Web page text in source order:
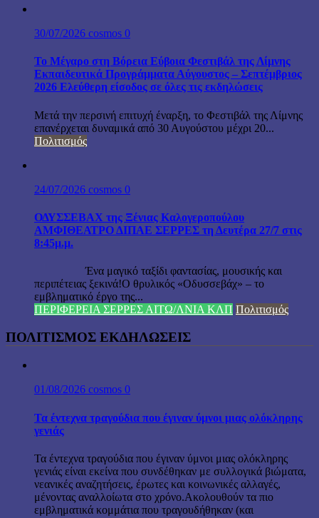
30/07/2026 cosmos 0
Το Μέγαρο στη Βόρεια Εύβοια Φεστιβάλ της Λίμνης
Εκπαιδευτικά Προγράμματα Αύγουστος – Σεπτέμβριος
2026 Ελεύθερη είσοδος σε όλες τις εκδηλώσεις
Μετά την περσινή επιτυχή έναρξη, το Φεστιβάλ της Λίμνης
επανέρχεται δυναμικά από 30 Αυγούστου μέχρι 20...
Πολιτισμός
24/07/2026 cosmos 0
ΟΔΥΣΣΕΒΑΧ της Ξένιας Καλογεροπούλου
ΑΜΦΙΘΕΑΤΡΟ ΔΙΠΑΕ ΣΕΡΡΕΣ τη Δευτέρα 27/7 στις
8:45μ.μ.
Ένα μαγικό ταξίδι φαντασίας, μουσικής και
περιπέτειας ξεκινά!Ο θρυλικός «Οδυσσεβάχ» – το
εμβληματικό έργο της...
ΠΕΡΙΦΕΡΕΙΑ ΣΕΡΡΕΣ ΑΙΤΩ/ΛΝΙΑ ΚΛΠ Πολιτισμός
ΠΟΛΙΤΙΣΜΟΣ ΕΚΔΗΛΩΣΕΙΣ
01/08/2026 cosmos 0
Τα έντεχνα τραγούδια που έγιναν ύμνοι μιας ολόκληρης
γενιάς
Τα έντεχνα τραγούδια που έγιναν ύμνοι μιας ολόκληρης
γενιάς είναι εκείνα που συνδέθηκαν με συλλογικά βιώματα,
νεανικές αναζητήσεις, έρωτες και κοινωνικές αλλαγές,
μένοντας αναλλοίωτα στο χρόνο.Ακολουθούν τα πιο
εμβληματικά κομμάτια που τραγουδήθηκαν (και